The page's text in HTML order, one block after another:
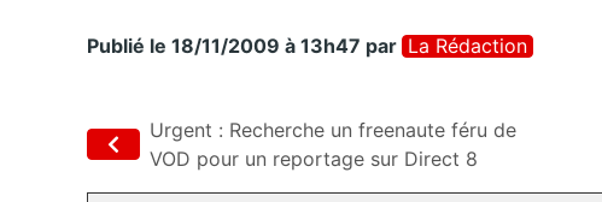
Publié le 18/11/2009 à 13h47 par La Rédaction
Urgent : Recherche un freenaute féru de
VOD pour un reportage sur Direct 8